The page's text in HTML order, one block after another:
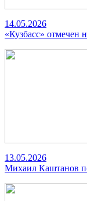
14.05.2026
«Кузбасс» отмечен
13.05.2026
Михаил Каштанов